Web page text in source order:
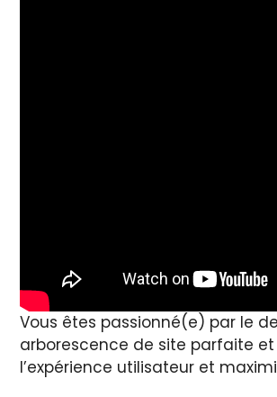
Vous êtes passionné(e) par le
arborescence de site parfaite
l’expérience utilisateur et